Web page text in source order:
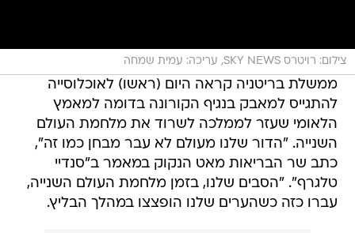
צילום: רויטרס SKY NEWS, עריכה: עמית שמחה
ממשלת בריטניה קראה היום (ראשו) לאוכלוסייה
להתגייס למאבק בנגיף הקורונה בדומה למאמץ
הלאומי שעזר לממלכה לשרוד את מלחמת העולם
השנייה. "הדור שלנו מעולם לא עבר מבחן כמו זה",
כתב שר הבריאות מאט הנקוק במאמר ב"סנדיי
טלגרף". "הסבים שלנו, בזמן מלחמת העולם השנייה,
עברו כזה כשהערים שלנו הופצצו במהלך הבליץ.